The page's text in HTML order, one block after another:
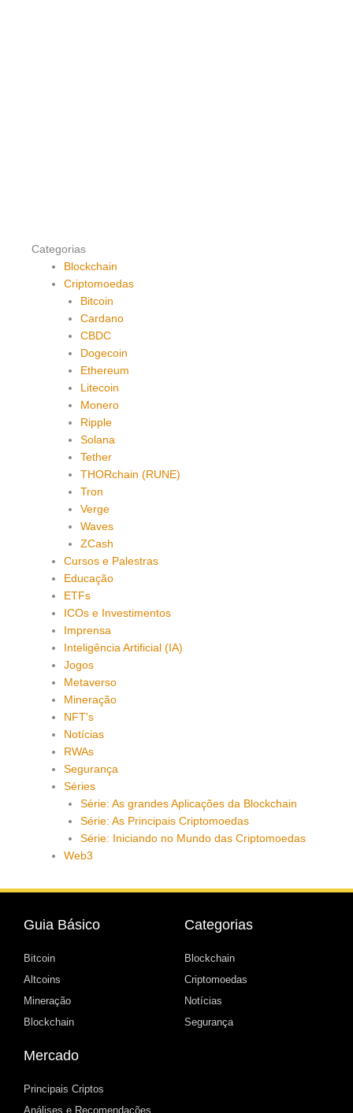
Categorias
Blockchain
Criptomoedas
Bitcoin
Cardano
CBDC
Dogecoin
Ethereum
Litecoin
Monero
Ripple
Solana
Tether
THORchain (RUNE)
Tron
Verge
Waves
ZCash
Cursos e Palestras
Educação
ETFs
ICOs e Investimentos
Imprensa
Inteligência Artificial (IA)
Jogos
Metaverso
Mineração
NFT's
Notícias
RWAs
Segurança
Séries
Série: As grandes Aplicações da Blockchain
Série: As Principais Criptomoedas
Série: Iniciando no Mundo das Criptomoedas
Web3
Guia Básico
Bitcoin
Altcoins
Mineração
Blockchain
Categorias
Blockchain
Criptomoedas
Notícias
Segurança
Mercado
Principais Criptos
Análises e Recomendações